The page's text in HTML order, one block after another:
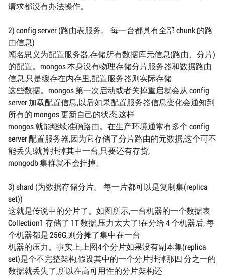
请求都没有办法操作。
2) config server (路由表服务。 每一台都具有全部 chunk 的路
由信息)
顾名思义为配置服务器,存储所有数据库元信息(路由、分片)
的配置。mongos 本身没有物理存储分片服务器和数据路由
信息,只是缓存在内存里,配置服务器则实际存储
这些数据。mongos 第一次启动或者关掉重启就会从 config
server 加载配置信息,以后如果配置服务器信息变化会通知到
所有的 mongos 更新自己的状态,这样
mongos 就能继续准确路由。在生产环境通常有多个 config
server 配置服务器,因为它存储了分片路由的元数据,这个可不
能丢失!就算挂掉其中一台,只要还有存货,
mongodb 集群就不会挂掉。
3) shard (为数据存储分片。 每一片都可以是复制集(replica
set))
这就是传说中的分片了。如图所示,一台机器的一个数据表
Collection1 存储了 1T 数据,压力太大了!在分给 4 个机器后, 每
个机器都是 256G,则分摊了集中在一台
机器的压力。事实上,上图4个分片如果没有副本集(replica
set)是个不完整架构,假设其中的一个分片挂掉那四 分之一的
数据就丢失了,所以在高可用性的分片架构还